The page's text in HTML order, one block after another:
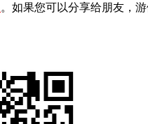
。如果您可以分享给朋友，游